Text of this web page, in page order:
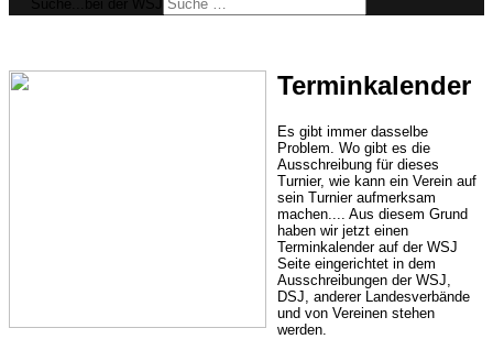
Terminkalender
Es gibt immer dasselbe
Problem. Wo gibt es die
Ausschreibung für dieses
Turnier, wie kann ein Verein auf
sein Turnier aufmerksam
machen.... Aus diesem Grund
haben wir jetzt einen
Terminkalender auf der WSJ
Seite eingerichtet in dem
Ausschreibungen der WSJ,
DSJ, anderer Landesverbände
und von Vereinen stehen
werden.